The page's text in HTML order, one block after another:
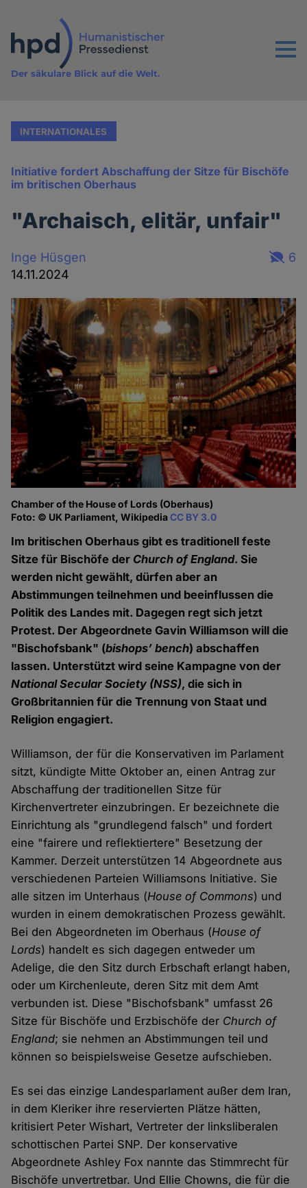
Inhalt
Menu
Der säkulare Blick auf die Welt.
INTERNATIONALES
Initiative fordert Abschaffung der Sitze für Bischöfe
im britischen Oberhaus
"Archaisch, elitär, unfair"
Inge Hüsgen
14.11.2024
6
Chamber of the House of Lords (Oberhaus)
Foto: © UK Parliament, WikipediaCC BY 3.0
Im britischen Oberhaus gibt es traditionell feste
Sitze für Bischöfe der Church of England. Sie
werden nicht gewählt, dürfen aber an
Abstimmungen teilnehmen und beeinflussen die
Politik des Landes mit. Dagegen regt sich jetzt
Protest. Der Abgeordnete Gavin Williamson will die
"Bischofsbank" (bishops’ bench) abschaffen
lassen. Unterstützt wird seine Kampagne von der
National Secular Society (NSS), die sich in
Großbritannien für die Trennung von Staat und
Religion engagiert.
Williamson, der für die Konservativen im Parlament
sitzt, kündigte Mitte Oktober an, einen Antrag zur
Abschaffung der traditionellen Sitze für
Kirchenvertreter einzubringen. Er bezeichnete die
Einrichtung als "grundlegend falsch" und fordert
eine "fairere und reflektiertere" Besetzung der
Kammer. Derzeit unterstützen 14 Abgeordnete aus
verschiedenen Parteien Williamsons Initiative. Sie
alle sitzen im Unterhaus (House of Commons) und
wurden in einem demokratischen Prozess gewählt.
Bei den Abgeordneten im Oberhaus (House of
Lords) handelt es sich dagegen entweder um
Adelige, die den Sitz durch Erbschaft erlangt haben,
oder um Kirchenleute, deren Sitz mit dem Amt
verbunden ist. Diese "Bischofsbank" umfasst 26
Sitze für Bischöfe und Erzbischöfe der Church of
England; sie nehmen an Abstimmungen teil und
können so beispielsweise Gesetze aufschieben.
Es sei das einzige Landesparlament außer dem Iran,
in dem Kleriker ihre reservierten Plätze hätten,
kritisiert Peter Wishart, Vertreter der linksliberalen
schottischen Partei SNP. Der konservative
Abgeordnete Ashley Fox nannte das Stimmrecht für
Bischöfe unvertretbar. Und Ellie Chowns, die für die